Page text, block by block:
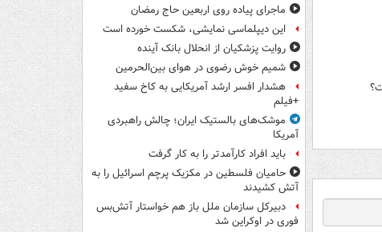
ماجرای پیاده روی اربعین حاج رمضان
این دیپلماسی نمایشی، شکست خورده است
روایت پزشکیان از انحلال بانک آینده
شمیم خوش رضوی در هوای بین‌الحرمین
هشدار افسر ارشد آمریکایی به کاخ سفید
+فیلم
موشک‌های بالستیک ایران؛ چالش راهبردی
آمریکا
باید افراد کارآمدتر را به کار گرفت
حامیان فلسطین در مکزیک پرچم اسرائیل را به
آتش کشیدند
دبیرکل سازمان ملل باز هم خواستار آتش‌بس
فوری در اوکراین شد